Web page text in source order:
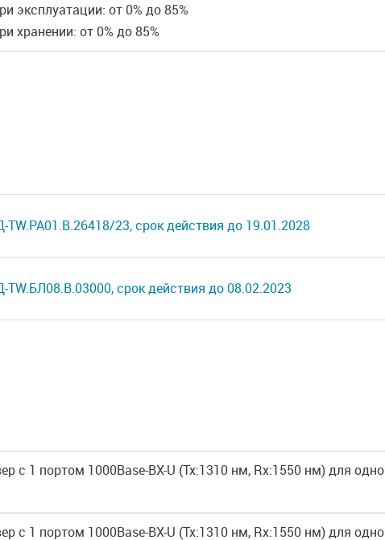
эксплуатации: от 0% до 85%
хранении: от 0% до 85%
23, срок действия до 19.01.2028
срок действия до 08.02.2023
с 1 портом 1000Base-BX-U (Tx:1310 нм, Rx:1550 нм) для
с 1 портом 1000Base-BX-U (Tx:1310 нм, Rx:1550 нм) для